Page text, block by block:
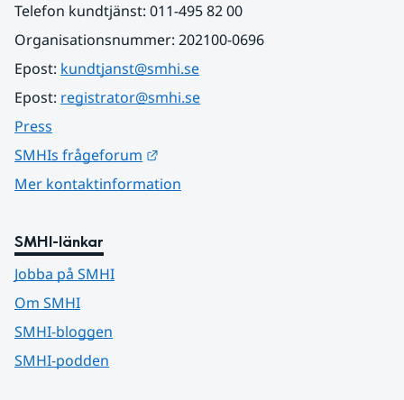
Telefon kundtjänst: 011-495 82 00
Organisationsnummer: 202100-0696
Epost: kundtjanst@smhi.se
Epost: registrator@smhi.se
Press
SMHIs frågeforum
Mer kontaktinformation
SMHI-länkar
Jobba på SMHI
Om SMHI
SMHI-bloggen
SMHI-podden